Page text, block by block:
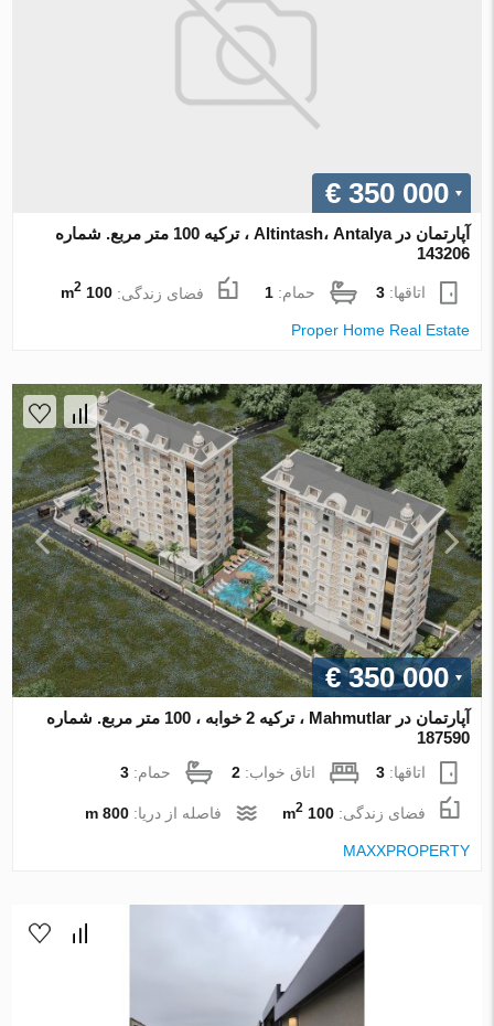
€ 350 000
آپارتمان در Altintash، Antalya ، ترکیه 100 متر مربع. شماره
143206
اتاقها:3 حمام:1 فضای زندگی:100 m
2
Proper Home Real Estate
€ 350 000
آپارتمان در Mahmutlar ، ترکیه 2 خوابه ، 100 متر مربع. شماره
187590
اتاقها:3 اتاق خواب:2 حمام:3
فضای زندگی:100 m
2 فاصله از دریا:800 m
MAXXPROPERTY